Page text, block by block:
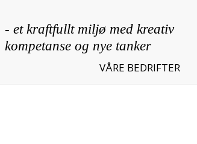
VÅRE BEDRIFTER